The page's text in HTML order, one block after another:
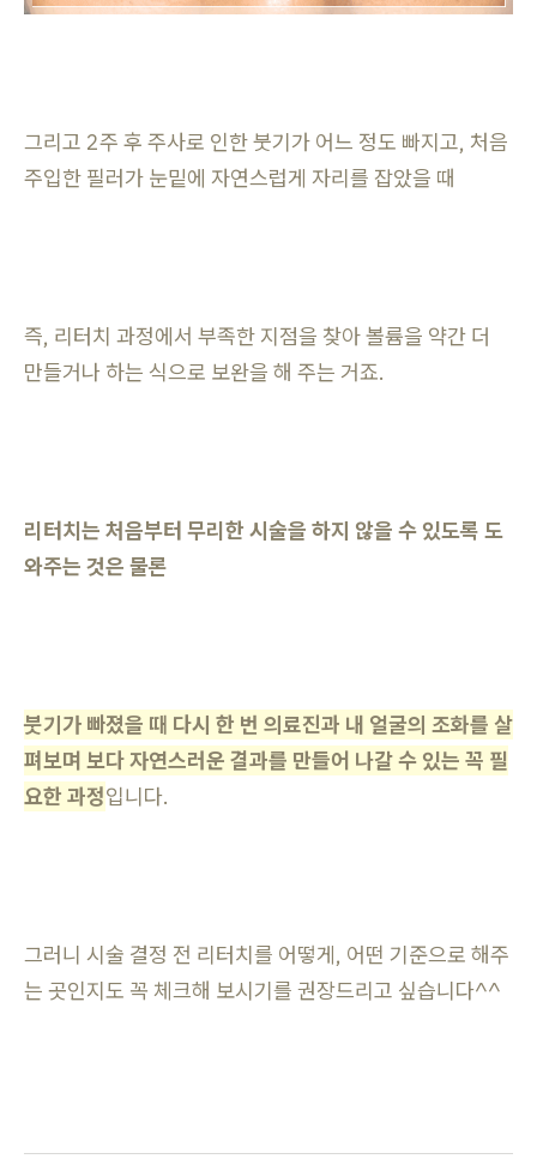
그리고 2주 후 주사로 인한 붓기가 어느 정도 빠지고, 처음
주입한 필러가 눈밑에 자연스럽게 자리를 잡았을 때
즉, 리터치 과정에서 부족한 지점을 찾아 볼륨을 약간 더
만들거나 하는 식으로 보완을 해 주는 거죠.
리터치는 처음부터 무리한 시술을 하지 않을 수 있도록 도
와주는 것은 물론
붓기가 빠졌을 때 다시 한 번 의료진과 내 얼굴의 조화를 살
펴보며 보다 자연스러운 결과를 만들어 나갈 수 있는 꼭 필
요한 과정입니다.
그러니 시술 결정 전 리터치를 어떻게, 어떤 기준으로 해주
는 곳인지도 꼭 체크해 보시기를 권장드리고 싶습니다^^